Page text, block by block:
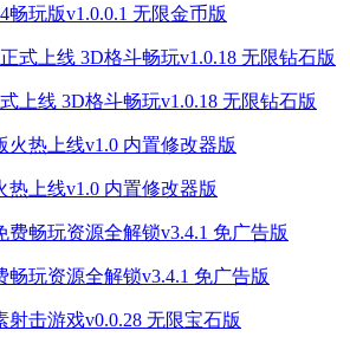
畅玩版v1.0.0.1 无限金币版
上线 3D格斗畅玩v1.0.18 无限钻石版
热上线v1.0 内置修改器版
畅玩资源全解锁v3.4.1 免广告版